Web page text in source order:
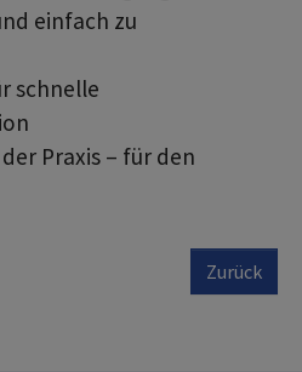
einfach zu
schnelle
Praxis – für den
Zurück